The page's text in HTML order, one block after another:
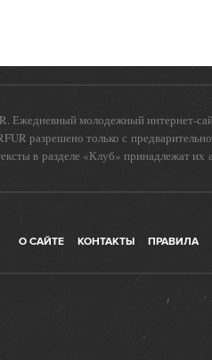
Ежедневный молодежный интернет-
разрешено только с
в разделе «Клуб» принадлежат их
О САЙТЕ КОНТАКТЫ ПРАВИЛА